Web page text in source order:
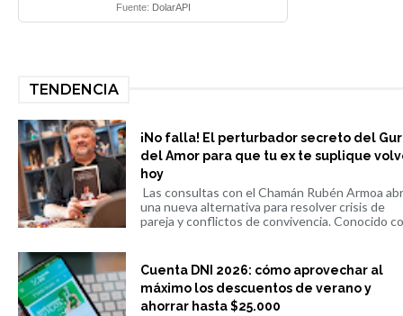
Fuente: DolarAPI
TENDENCIA
¡No falla! El perturbador secreto del
del Amor para que tu ex te suplique
hoy
Las consultas con el Chamán Rubén Armoa
una nueva alternativa para resolver crisis de
pareja y conflictos de convivencia. Conocido
Cuenta DNI 2026: cómo aprovechar al
máximo los descuentos de verano y
ahorrar hasta $25.000